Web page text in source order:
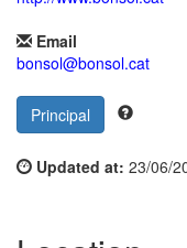
Email
bonsol@bonsol.cat
Principal
Updated at: 23/06/